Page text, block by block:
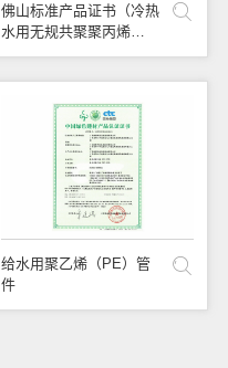
佛山标准产品证书（冷热
水用无规共聚聚丙烯
PPR管材）
给水用聚乙烯（PE）管
件